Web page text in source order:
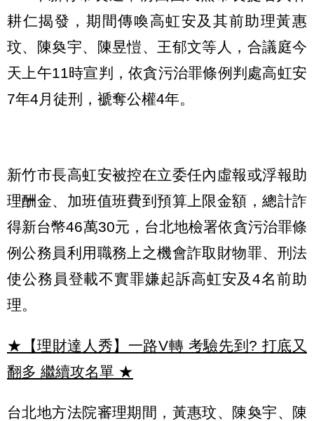
耕仁揭發，期間傳喚高虹安及其前助理黃惠
玟、陳奐宇、陳昱愷、王郁文等人，合議庭今
天上午11時宣判，依貪污治罪條例判處高虹安
7年4月徒刑，褫奪公權4年。
新竹市長高虹安被控在立委任內虛報或浮報助
理酬金、加班值班費到預算上限金額，總計詐
得新台幣46萬30元，台北地檢署依貪污治罪條
例公務員利用職務上之機會詐取財物罪、刑法
使公務員登載不實罪嫌起訴高虹安及4名前助
理。
★【理財達人秀】一路V轉 考驗先到? 打底又
翻多 繼續攻名單 ★
台北地方法院審理期間，黃惠玟、陳奐宇、陳